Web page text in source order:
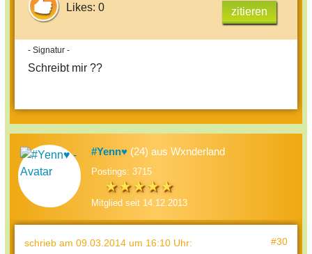
Likes: 0 zitieren
- Signatur -
Schreibt mir ??
#Yenn♥ (24) aus Wxnderland
Postings: 3715
Mitglied seit 14.12.2013
schrieb am 09.03.2014 um 16:10 Uhr: #30